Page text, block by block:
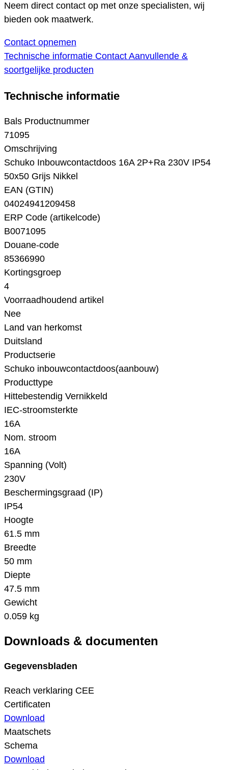
Neem direct contact op met onze specialisten, wij
bieden ook maatwerk.
Contact opnemen
Technische informatie Contact Aanvullende &
soortgelijke producten
Technische informatie
Bals Productnummer
71095
Omschrijving
Schuko Inbouwcontactdoos 16A 2P+Ra 230V IP54
50x50 Grijs Nikkel
EAN (GTIN)
04024941209458
ERP Code (artikelcode)
B0071095
Douane-code
85366990
Kortingsgroep
4
Voorraadhoudend artikel
Nee
Land van herkomst
Duitsland
Productserie
Schuko inbouwcontactdoos(aanbouw)
Producttype
Hittebestendig Vernikkeld
IEC-stroomsterkte
16A
Nom. stroom
16A
Spanning (Volt)
230V
Beschermingsgraad (IP)
IP54
Hoogte
61.5 mm
Breedte
50 mm
Diepte
47.5 mm
Gewicht
0.059 kg
Downloads & documenten
Gegevensbladen
Reach verklaring CEE
Certificaten
Download
Maatschets
Schema
Download